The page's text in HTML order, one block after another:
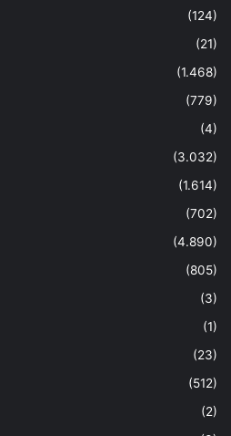
(124)
(21)
(1.468)
(779)
(4)
(3.032)
(1.614)
(702)
(4.890)
(805)
(3)
(1)
(23)
(512)
(2)